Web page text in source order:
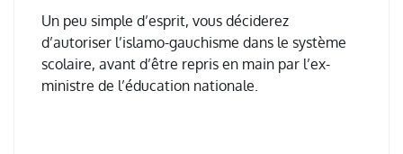
Un peu simple d’esprit, vous déciderez
d’autoriser l’islamo-gauchisme dans le système
scolaire, avant d’être repris en main par l’ex-
ministre de l’éducation nationale.